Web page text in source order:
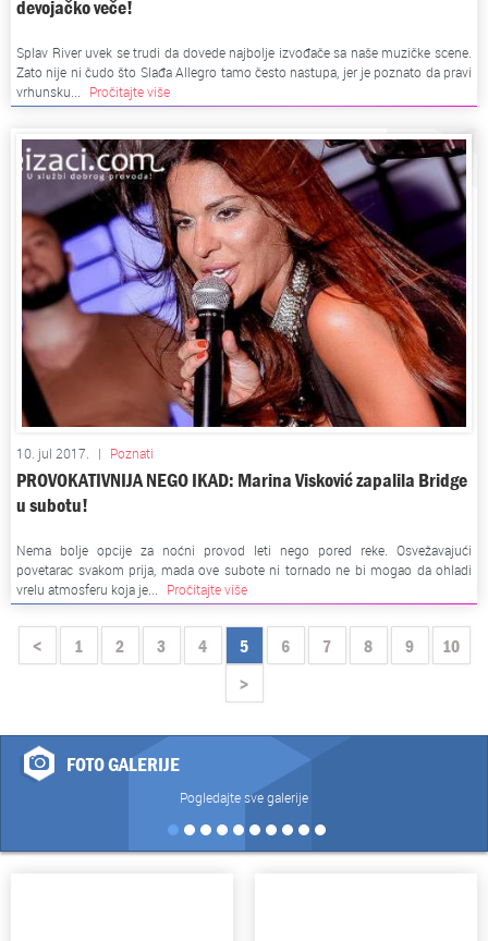
devojačko veče!
Splav River uvek se trudi da dovede najbolje izvođače sa naše muzičke scene.
Zato nije ni čudo što Slađa Allegro tamo često nastupa, jer je poznato da pravi
vrhunsku...
Pročitajte više
10. jul 2017. | Poznati
PROVOKATIVNIJA NEGO IKAD: Marina Visković zapalila Bridge
u subotu!
Nema bolje opcije za noćni provod leti nego pored reke. Osvežavajući
povetarac svakom prija, mada ove subote ni tornado ne bi mogao da ohladi
vrelu atmosferu koja je...
Pročitajte više
< 1 2 3 4 5 6 7 8 9
10
>
FOTO GALERIJE
Pogledajte sve galerije